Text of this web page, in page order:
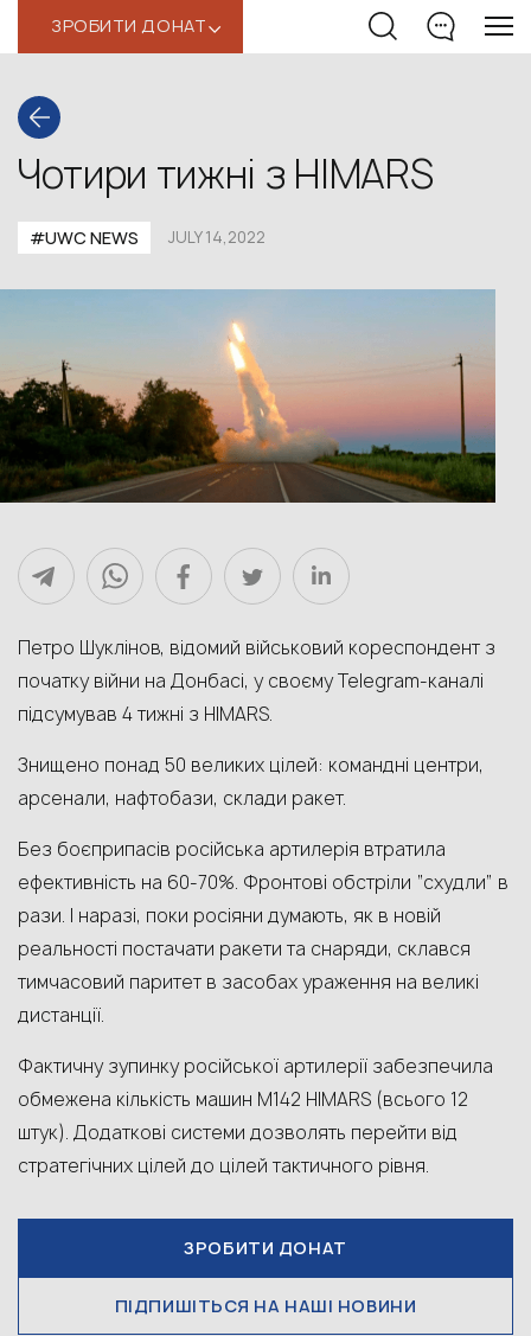
ЗРОБИТИ ДОНАТ‹
Чотири тижні з HIMARS
#UWС NEWS JULY 14,2022
Петро Шуклінов, відомий військовий кореспондент з
початку війни на Донбасі, у своєму Telegram-каналі
підсумував 4 тижні з HIMARS.
Знищено понад 50 великих цілей: командні центри,
арсенали, нафтобази, склади ракет.
Без боєприпасів російська артилерія втратила
ефективність на 60-70%. Фронтові обстріли “схудли” в
рази. І наразі, поки росіяни думають, як в новій
реальності постачати ракети та снаряди, склався
тимчасовий паритет в засобах ураження на великі
дистанції.
Фактичну зупинку російської артилерії забезпечила
обмежена кількість машин M142 HIMARS (всього 12
штук). Додаткові системи дозволять перейти від
стратегічних цілей до цілей тактичного рівня.
ЗРОБИТИ ДОНАТ
ПІДПИШІТЬСЯ НА НАШІ НОВИНИ